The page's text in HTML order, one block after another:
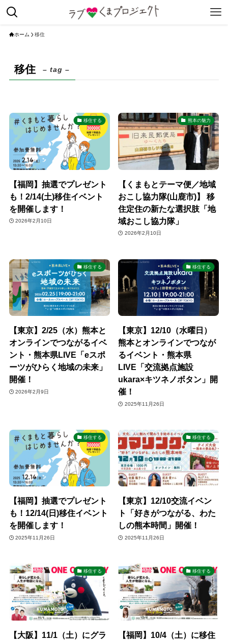
ホーム 移住
移住 – tag –
移住する
【福岡】抽選でプレゼント
も！2/14(土)移住イベント
を開催します！
2026年2月10日
熊本の魅力
【くまもとテーマ便／地域
おこし協力隊(山鹿市)】 移
住定住の新たな選択肢「地
域おこし協力隊」
2026年2月10日
移住する
【東京】2/25（水）熊本と
オンラインでつながるイベ
ント・熊本県LIVE「eスポ
ーツがひらく地域の未来」
開催！
2026年2月9日
移住する
【東京】12/10（水曜日）
熊本とオンラインでつなが
るイベント・熊本県
LIVE「交流拠点施設
ukara×キツネノボタン」開
催！
2025年11月26日
移住する
【福岡】抽選でプレゼント
も！12/14(日)移住イベント
を開催します！
2025年11月26日
移住する
【東京】12/10交流イベン
ト「好きがつながる、わた
しの熊本時間」開催！
2025年11月26日
移住する
【大阪】11/1（土）にグラ
移住する
【福岡】10/4（土）に移住